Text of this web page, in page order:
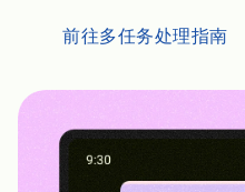
前往多任务处理指南